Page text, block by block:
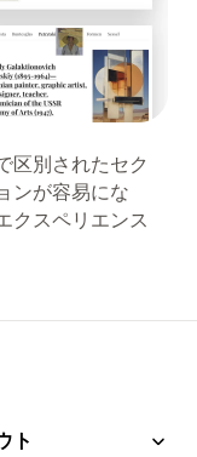
区別されたセク
ンが容易にな
クスペリエンス
ト